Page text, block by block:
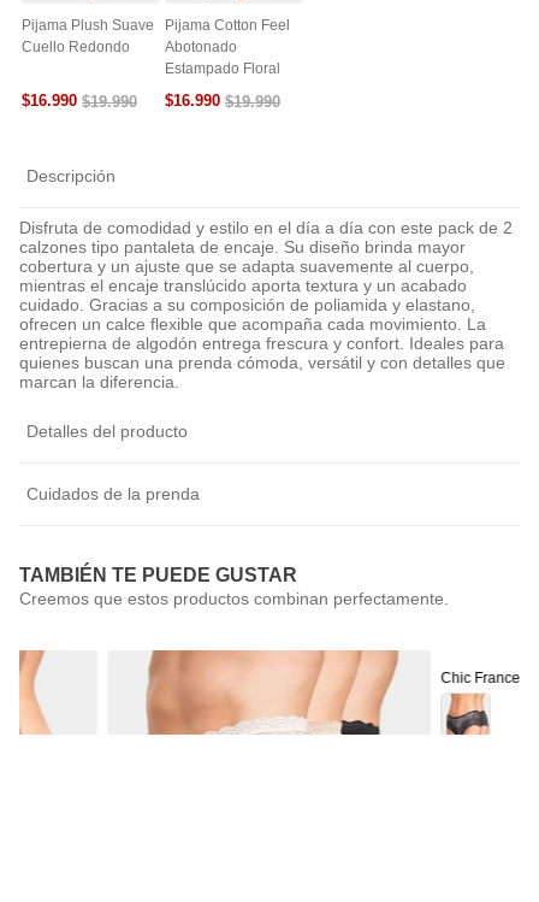
Pijama Plush Suave
Cuello Redondo
$16.990 $19.990
Pijama Cotton Feel
Abotonado
Estampado Floral
$16.990 $19.990
Descripción
Disfruta de comodidad y estilo en el día a día con este pack de 2
calzones tipo pantaleta de encaje. Su diseño brinda mayor
cobertura y un ajuste que se adapta suavemente al cuerpo,
mientras el encaje translúcido aporta textura y un acabado
cuidado. Gracias a su composición de poliamida y elastano,
ofrecen un calce flexible que acompaña cada movimiento. La
entrepierna de algodón entrega frescura y confort. Ideales para
quienes buscan una prenda cómoda, versátil y con detalles que
marcan la diferencia.
Detalles del producto
Cuidados de la prenda
TAMBIÉN TE PUEDE GUSTAR
Chic France